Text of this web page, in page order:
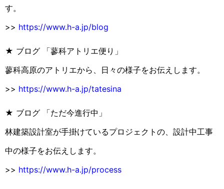
す。
>> https://www.h-a.jp/blog
★ ブログ 「蓼科アトリエ便り」
蓼科高原のアトリエから、日々の様子をお伝えします。
>> https://www.h-a.jp/tatesina
★ ブログ 「ただ今進行中」
林建築設計室が手掛けているプロジェクトの、設計中工事
中の様子をお伝えします。
>> https://www.h-a.jp/process